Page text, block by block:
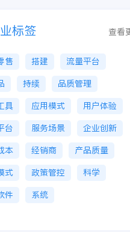
标签 查看
售 搭建
流量平台
持续
品质管理
具
应用模式
用户体验
台
服务场景
企业创新
本
经销商
产品质量
式
政策管控
科学
件
系统